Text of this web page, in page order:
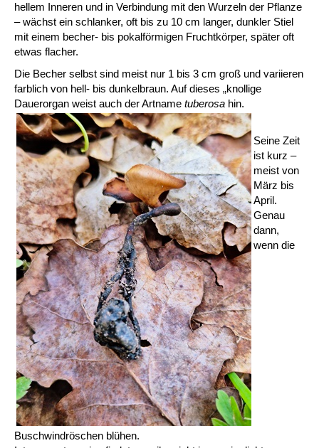
hellem Inneren und in Verbindung mit den Wurzeln der Pflanze
– wächst ein schlanker, oft bis zu 10 cm langer, dunkler Stiel
mit einem becher- bis pokalförmigen Fruchtkörper, später oft
etwas flacher.
Die Becher selbst sind meist nur 1 bis 3 cm groß und variieren
farblich von hell- bis dunkelbraun. Auf dieses „knollige
Dauerorgan weist auch der Artname tuberosa hin.
Seine Zeit
ist kurz –
meist von
März bis
April.
Genau
dann,
wenn die
Buschwindröschen blühen.